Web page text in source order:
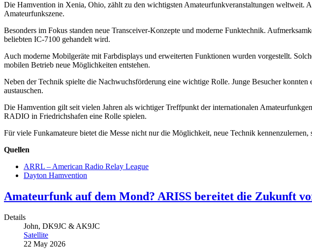
Die Hamvention in Xenia, Ohio, zählt zu den wichtigsten Amateurfunkveranstaltungen weltweit.
Amateurfunkszene.
Besonders im Fokus standen neue Transceiver-Konzepte und moderne Funktechnik.
beliebten IC-7100 gehandelt wird.
Auch moderne Mobilgeräte mit Farbdisplays und erweiterten Funktionen wurden vorgestellt.
mobilen Betrieb neue Möglichkeiten entstehen.
Neben der Technik spielte die Nachwuchsförderung eine wichtige Rolle. Junge Besucher
austauschen.
Die Hamvention gilt seit vielen Jahren als wichtiger Treffpunkt der internationalen
RADIO in Friedrichshafen eine Rolle spielen.
Für viele Funkamateure bietet die Messe nicht nur die Möglichkeit, neue Technik
Quellen
ARRL – American Radio Relay League
Dayton Hamvention
Amateurfunk auf dem Mond? ARISS bereitet die Zukunft
Details
John, DK9JC & AK9JC
Satellite
22 May 2026